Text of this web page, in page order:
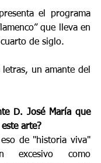
el programa
que lleva en
de siglo.
un amante del
D. José María que
arte?
de "historia viva"
excesivo como